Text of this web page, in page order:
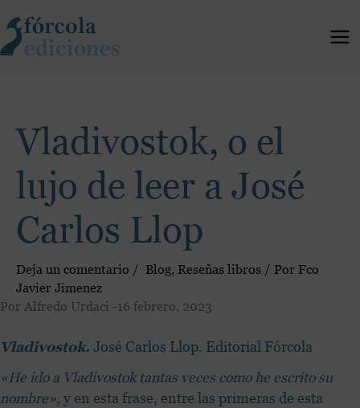
al
contenido
Vladivostok, o el
lujo de leer a José
Carlos Llop
Deja un comentario / Blog, Reseñas libros / Por Fco
Javier Jimenez
Por Alfredo Urdaci -16 febrero, 2023
Vladivostok. José Carlos Llop. Editorial Fórcola
«He ido a Vladivostok tantas veces como he escrito su
nombre», y en esta frase, entre las primeras de esta